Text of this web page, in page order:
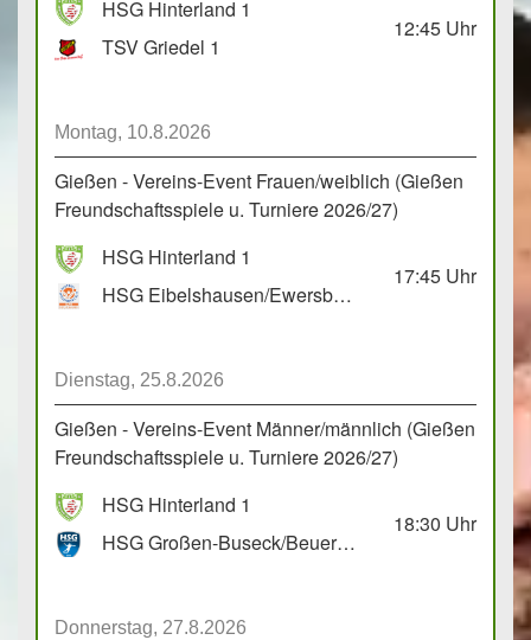
HSG Hinterland 1
TSV Griedel 1
12:45 Uhr
Montag, 10.8.2026
Gießen - Vereins-Event Frauen/weiblich (Gießen
Freundschaftsspiele u. Turniere 2026/27)
HSG Hinterland 1
HSG Eibelshausen/Ewersbach GbR 2
17:45 Uhr
Dienstag, 25.8.2026
Gießen - Vereins-Event Männer/männlich (Gießen
Freundschaftsspiele u. Turniere 2026/27)
HSG Hinterland 1
HSG Großen-Buseck/Beuern 1
18:30 Uhr
Donnerstag, 27.8.2026